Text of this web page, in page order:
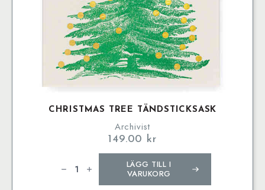
CHRISTMAS TREE TÄNDSTICKSASK
Archivist
149.00 kr
Tändsticksask
LÄGG TILL I
VARUKORG